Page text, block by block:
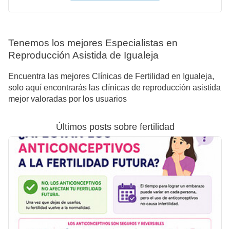
Tenemos los mejores Especialistas en
Reproducción Asistida de Igualeja
Encuentra las mejores Clínicas de Fertilidad en Igualeja,
solo aquí encontrarás las clínicas de reproducción asistida
mejor valoradas por los usuarios
Últimos posts sobre fertilidad